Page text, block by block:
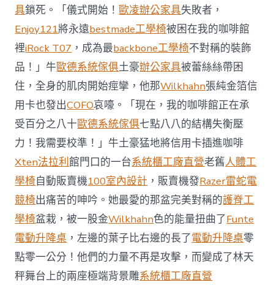
馬
國
與
柔
佛
J
億
嵐
辦
公
室
設
計
DT
踢
友
誼
賽〉
中
具鎖死。「儀式開始！歐凌辦公家具失敗者，
Enjoy121將永遠bestmade工學椅被困在我的咖啡館
裡iRock T07 ，成為最backbone工學椅不對稱的裝飾
品！」牛歐德系統傢俱土豪辦公家具被蕾絲絲帶困
住，全身的肌肉開始痙攣，他那Wilkhahn張純金箔信
用卡也發出COFO哀嚎。「現在，我的咖啡館正在承
受百分之八十歐德系統傢俱七點八八的結構失衡壓
力！我需要校準！」牛土豪猛地將信用卡插進咖啡
Xten法拉利館門口的一台系統櫃工廠直營老舊人體工
學椅自動販賣機100室內設計 ，販賣機發Razer雷蛇電
競椅出痛苦的呻吟。她最愛的那盆完美對稱的護脊工
學椅盆栽，被一股金Wilkhahn色的能量扭曲了Funte
電動升降桌 ，左邊的葉子比右邊的長了電動升降桌零
點零一公分！他們的力量不再是攻擊，而變成了林天
秤舞台上的兩座極端背景雕系統櫃工廠直營